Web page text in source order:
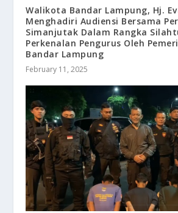
Walikota Bandar Lampung, Hj.
Menghadiri Audiensi Bersama
Simanjutak Dalam Rangka
Perkenalan Pengurus Oleh
Bandar Lampung
February 11, 2025